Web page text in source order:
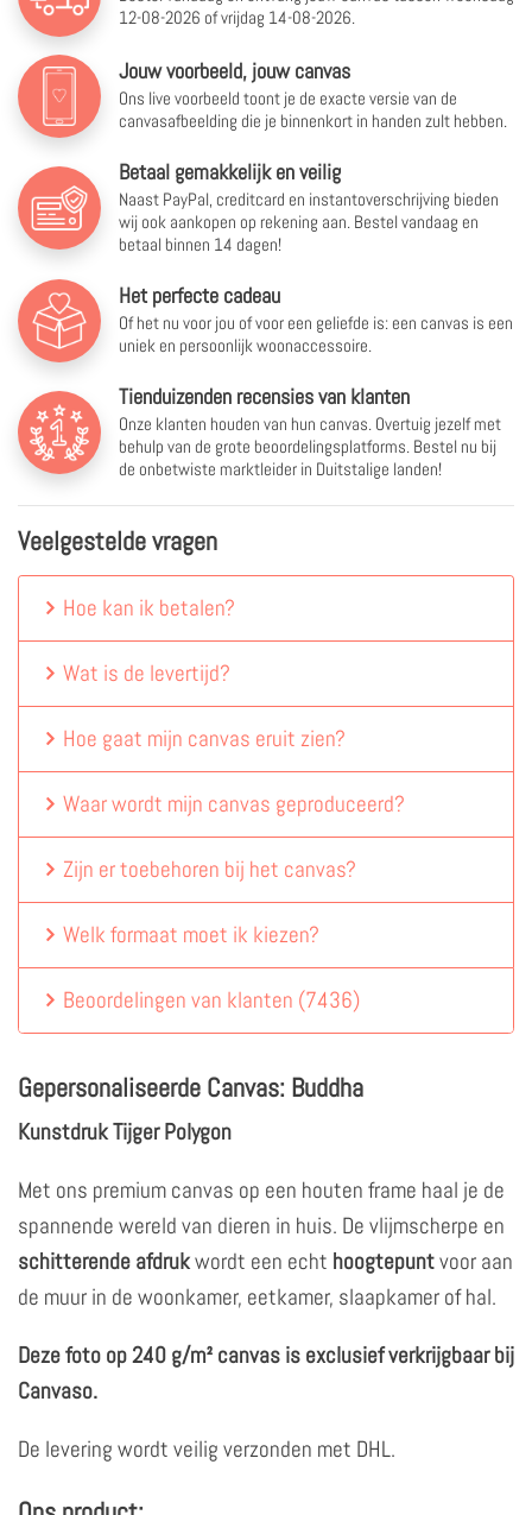
12-08-2026 of vrijdag 14-08-2026.
Jouw voorbeeld, jouw canvas
Ons live voorbeeld toont je de exacte versie van de
canvasafbeelding die je binnenkort in handen zult hebben.
Betaal gemakkelijk en veilig
Naast PayPal, creditcard en instantoverschrijving bieden
wij ook aankopen op rekening aan. Bestel vandaag en
betaal binnen 14 dagen!
Het perfecte cadeau
Of het nu voor jou of voor een geliefde is: een canvas is een
uniek en persoonlijk woonaccessoire.
Tienduizenden recensies van klanten
Onze klanten houden van hun canvas. Overtuig jezelf met
behulp van de grote beoordelingsplatforms. Bestel nu bij
de onbetwiste marktleider in Duitstalige landen!
Veelgestelde vragen
Hoe kan ik betalen?
Wat is de levertijd?
Hoe gaat mijn canvas eruit zien?
Waar wordt mijn canvas geproduceerd?
Zijn er toebehoren bij het canvas?
Welk formaat moet ik kiezen?
Beoordelingen van klanten (7436)
Gepersonaliseerde Canvas: Buddha
Kunstdruk Tijger Polygon
Met ons premium canvas op een houten frame haal je de
spannende wereld van dieren in huis. De vlijmscherpe en
schitterende afdrukwordt een echt hoogtepuntvoor aan
de muur in de woonkamer, eetkamer, slaapkamer of hal.
Deze foto op 240 g/m² canvas is exclusief verkrijgbaar bij
Canvaso.
De levering wordt veilig verzonden met DHL.